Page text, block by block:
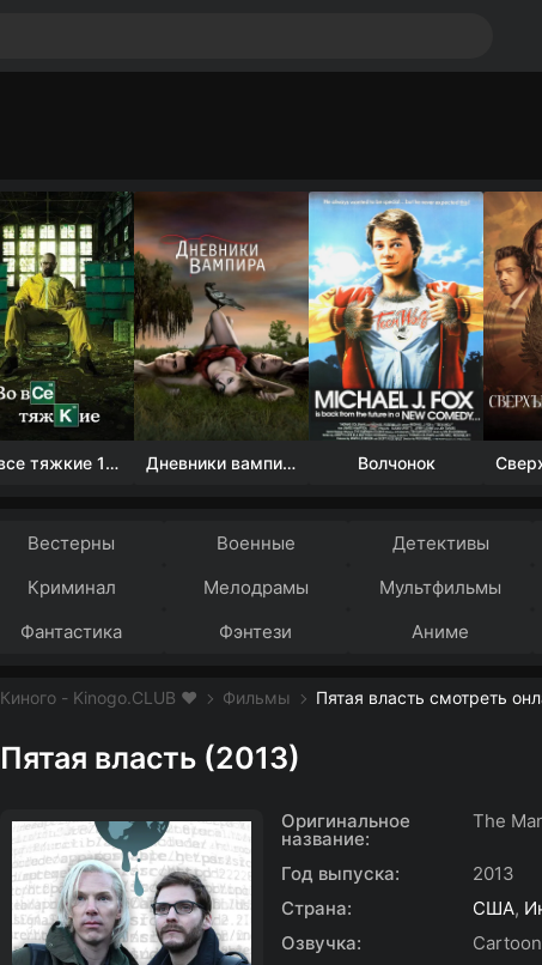
Во все тяжкие 1-5 сезон Дневники вампира (4 сезон) Волчонок
Вестерны Военные Детективы
Криминал Мелодрамы Мультфильмы
Фантастика Фэнтези Аниме
Киного - Kinogo.CLUB ❤️ Фильмы Пятая власть смотреть
Пятая власть (2013)
Оригинальное
название:
The
Год выпуска:
2013
Страна:
США,
Озвучка: